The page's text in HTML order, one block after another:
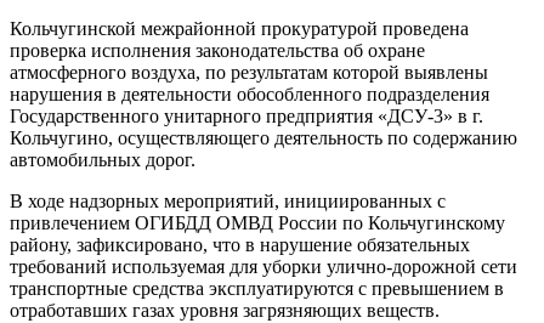
Кольчугинской межрайонной прокуратурой проведена
проверка исполнения законодательства об охране
атмосферного воздуха, по результатам которой выявлены
нарушения в деятельности обособленного подразделения
Государственного унитарного предприятия «ДСУ-3» в г.
Кольчугино, осуществляющего деятельность по содержанию
автомобильных дорог.
В ходе надзорных мероприятий, инициированных с
привлечением ОГИБДД ОМВД России по Кольчугинскому
району, зафиксировано, что в нарушение обязательных
требований используемая для уборки улично-дорожной сети
транспортные средства эксплуатируются с превышением в
отработавших газах уровня загрязняющих веществ.